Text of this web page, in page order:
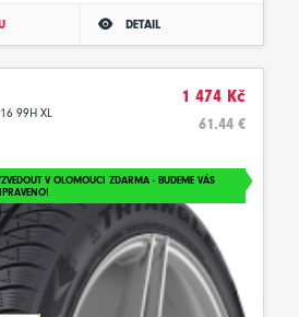
DETAIL
99H XL
1 474 Kč
61.44 €
V OLOMOUCI ZDARMA - BUDEME VÁS